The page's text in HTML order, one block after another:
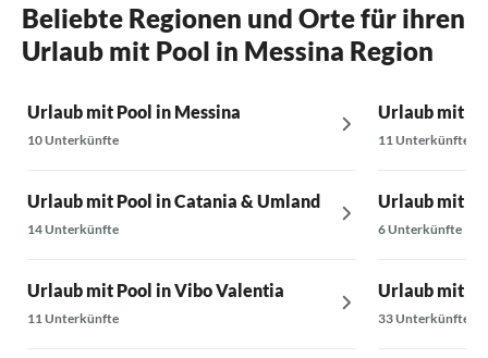
Beliebte Regionen und Orte für ihren
Urlaub mit Pool in Messina Region
Urlaub mit Pool in Messina
10 Unterkünfte
Urlaub mit Pool in Catania & Umland
14 Unterkünfte
Urlaub mit Pool in Vibo Valentia
11 Unterkünfte
Urlaub mit
11 Unterkünfte
Urlaub mit
6 Unterkünfte
Urlaub mit
33 Unterkünfte